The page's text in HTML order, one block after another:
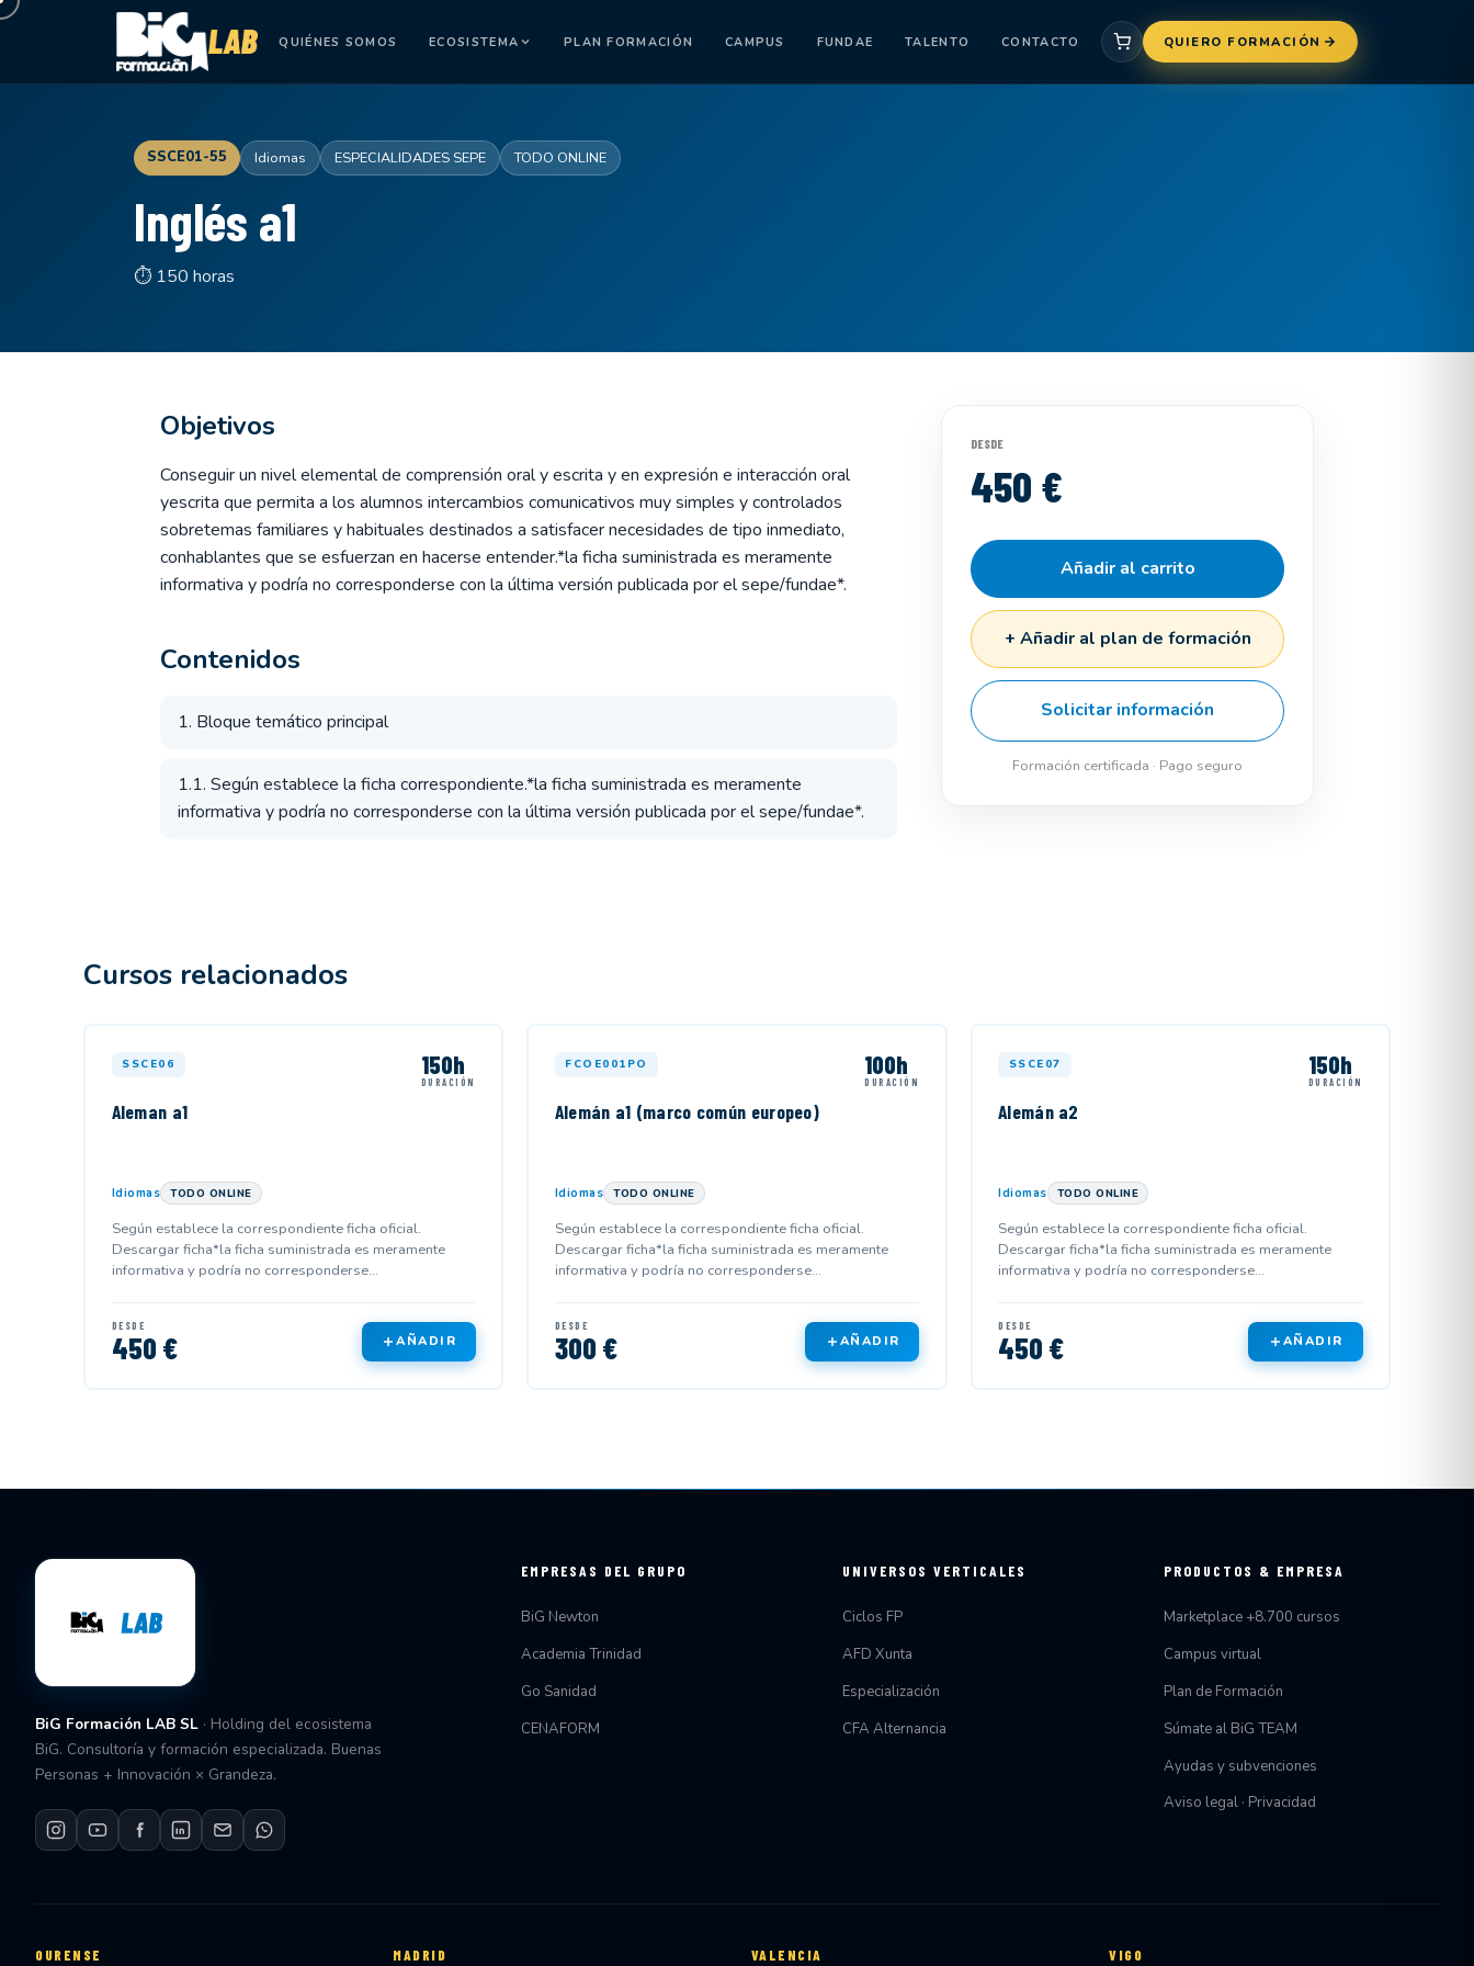
QUIÉNES SOMOS ECOSISTEMA PLAN FORMACIÓN CAMPUS FUNDAE TALENTO CONTACTO QUIERO FORMACIÓN
SSCE01-55 Idiomas ESPECIALIDADES SEPE TODO ONLINE
Inglés a1
⏱ 150 horas
Objetivos
Conseguir un nivel elemental de comprensión oral y escrita y en expresión e interacción oral
yescrita que permita a los alumnos intercambios comunicativos muy simples y controlados
sobretemas familiares y habituales destinados a satisfacer necesidades de tipo inmediato,
conhablantes que se esfuerzan en hacerse entender.*la ficha suministrada es meramente
informativa y podría no corresponderse con la última versión publicada por el sepe/fundae*.
Contenidos
1. Bloque temático principal
1.1. Según establece la ficha correspondiente.*la ficha suministrada es meramente
informativa y podría no corresponderse con la última versión publicada por el sepe/fundae*.
DESDE
450 €
Añadir al carrito
+ Añadir al plan de formación
Solicitar información
Formación certificada · Pago seguro
Cursos relacionados
SSCE06 150h
DURACIÓN
Aleman a1
Idiomas TODO ONLINE
Según establece la correspondiente ficha oficial.
Descargar ficha*la ficha suministrada es meramente
informativa y podría no corresponderse...
DESDE
450 € AÑADIR
FCOE001PO 100h
DURACIÓN
Alemán a1 (marco común europeo)
Idiomas TODO ONLINE
Según establece la correspondiente ficha oficial.
Descargar ficha*la ficha suministrada es meramente
informativa y podría no corresponderse...
DESDE
300 € AÑADIR
SSCE07 150h
DURACIÓN
Alemán a2
Idiomas TODO ONLINE
Según establece la correspondiente ficha oficial.
Descargar ficha*la ficha suministrada es meramente
informativa y podría no corresponderse...
DESDE
450 € AÑADIR
BiG Formación LAB SL · Holding del ecosistema
BiG. Consultoría y formación especializada. Buenas
Personas + Innovación × Grandeza.
EMPRESAS DEL GRUPO
BiG Newton
Academia Trinidad
Go Sanidad
CENAFORM
UNIVERSOS VERTICALES
Ciclos FP
AFD Xunta
Especialización
CFA Alternancia
PRODUCTOS & EMPRESA
Marketplace +8.700 cursos
Campus virtual
Plan de Formación
Súmate al BiG TEAM
Ayudas y subvenciones
Aviso legal · Privacidad
OURENSE MADRID VALENCIA VIGO